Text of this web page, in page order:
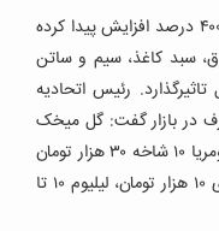
شاهرخی با اشاره به اینکه قیمت متعلقات گل، ۴۰۰ درصد افزایش پیدا کرده
سبد کاغذ، سیم و ساتن
رئیس اتحادیه
در بازار گفت: گل میخک
۱۵ هزار تومان، داودی ۱۵ هزار تومان، گل آلسترومریا ۱۰ شاخه ۳۰ هزار تومان
(دسته‌ای ۳۰ تا ۳۵ هزار تومان)، آنتریوم شاخه‌ای ۱۰ هزار تومان، لیلیوم ۱۰ تا